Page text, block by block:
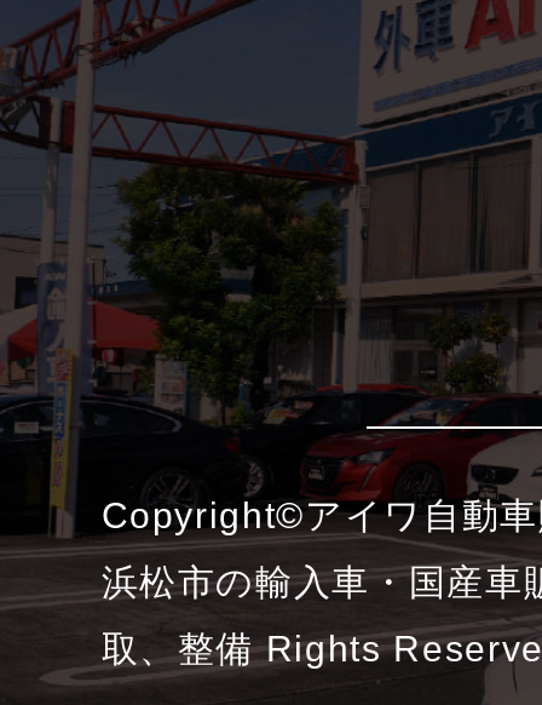
Copyright©アイワ自動
浜松市の輸入車・国産車
取、整備 Rights